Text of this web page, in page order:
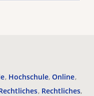
Hochschule Online
Rechtliches